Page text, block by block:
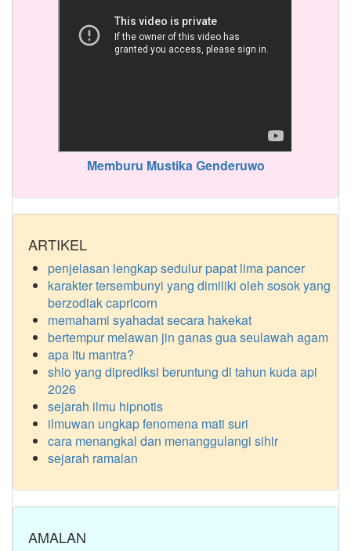
Memburu Mustika Genderuwo
ARTIKEL
penjelasan lengkap sedulur papat lima pancer
karakter tersembunyi yang dimiliki oleh sosok yang
berzodiak capricorn
memahami syahadat secara hakekat
bertempur melawan jin ganas gua seulawah agam
apa itu mantra?
shio yang diprediksi beruntung di tahun kuda api
2026
sejarah ilmu hipnotis
ilmuwan ungkap fenomena mati suri
cara menangkal dan menanggulangi sihir
sejarah ramalan
AMALAN